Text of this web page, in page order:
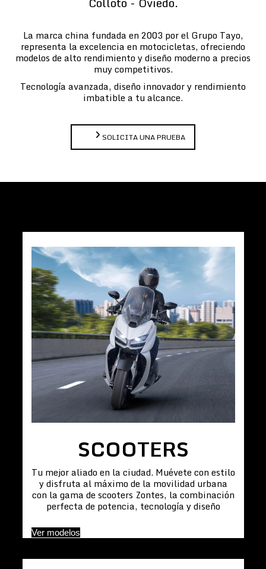
La marca china fundada en 2003 por el Grupo Tayo,
representa la excelencia en motocicletas, ofreciendo
modelos de alto rendimiento y diseño moderno a precios
muy competitivos.
Tecnología avanzada, diseño innovador y rendimiento
imbatible a tu alcance.
SOLICITA UNA PRUEBA
SCOOTERS
Tu mejor aliado en la ciudad. Muévete con estilo
y disfruta al máximo de la movilidad urbana
con la gama de scooters Zontes, la combinación
perfecta de potencia, tecnología y diseño
Ver modelos